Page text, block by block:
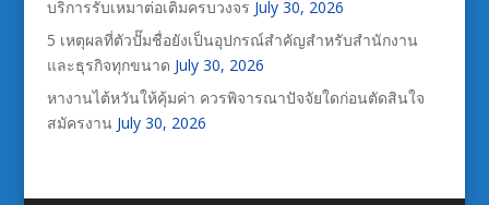
บริการรับเหมาต่อเติมครบวงจร July 30, 2026
5 เหตุผลที่ตัวปั๊มชื่อยังเป็นอุปกรณ์สำคัญสำหรับสำนักงาน
และธุรกิจทุกขนาด July 30, 2026
หางานไต้หวันให้คุ้มค่า ควรพิจารณาปัจจัยใดก่อนตัดสินใจ
สมัครงาน July 30, 2026